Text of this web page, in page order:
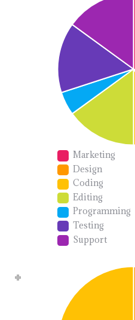
Marketing
Design
Coding
Editing
Programming
Testing
Support